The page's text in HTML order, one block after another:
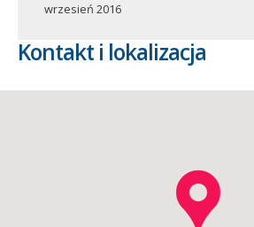
wrzesień 2016
Kontakt i lokalizacja